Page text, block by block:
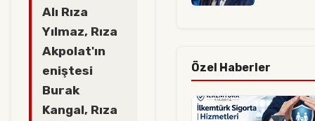
Alı Rıza
Yılmaz, Rıza
Akpolat'ın
eniştesi
Burak
Kangal, Rıza
Özel Haberler